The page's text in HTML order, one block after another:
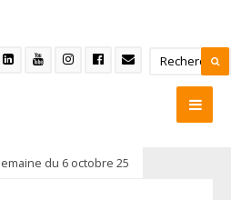
du 6 octobre 25